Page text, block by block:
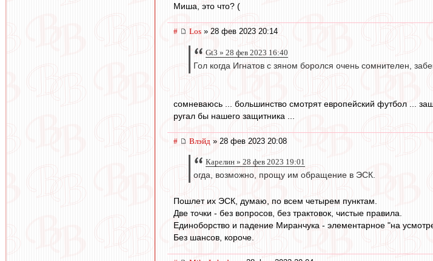
Миша, это что? (
# Los » 28 фев 2023 20:14
Gt3 » 28 фев 2023 16:40
Гол когда Игнатов с зяном боролся очень сомнителен,
сомневаюсь ... большинство смотрят европейский футбол ...
ругал бы нашего защитника ...
# Влэйд » 28 фев 2023 20:08
Карелин » 28 фев 2023 19:01
огда, возможно, прощу им обращение в ЭСК.
Пошлет их ЭСК, думаю, по всем четырем пунктам.
Две точки - без вопросов, без трактовок, чистые правила.
Единоборство и падение Миранчука - элементарное "на
Без шансов, короче.